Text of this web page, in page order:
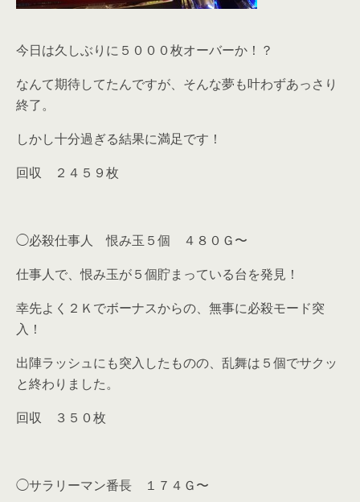
今日は久しぶりに５０００枚オーバーか！？
なんて期待してたんですが、そんな夢も叶わずあっさり
終了。
しかし十分過ぎる結果に満足です！
回収 ２４５９枚
◯必殺仕事人 恨み玉５個 ４８０Ｇ〜
仕事人で、恨み玉が５個貯まっている台を発見！
幸先よく２Ｋでボーナスからの、無事に必殺モード突
入！
出陣ラッシュにも突入したものの、乱舞は５個でサクッ
と終わりました。
回収 ３５０枚
◯サラリーマン番長 １７４Ｇ〜